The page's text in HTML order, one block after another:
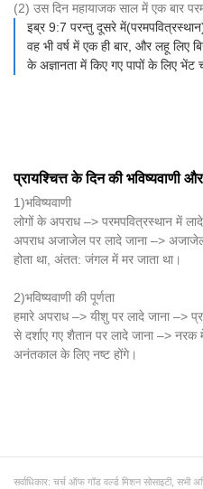
(2) उस दिन महायाजक साल में एक बार
इब्र 9:7 परन्तु दूसरे
वह भी वर्ष में एक ही बार, और लहू लिए
के अज्ञानता में किए गए पापों के लिए भेंट
प्रायश्चित्त के दिन की भविष्यवाणी और
1)भविष्यवाणी
लोगों के अपराध –> परमपवित्रस्थान में
अपराध अजाजेल पर लादे जाना –>
होता था, अंतत: जंगल में मर जाता था।
2)भविष्यवाणी की पूर्णता
हमारे अपराध –> यीशु पर लादे जाना –>
से दर्शाए गए शैतान पर लादे जाना –>
अनंतकाल के लिए नष्ट होंगे।
सर्वाधिकार: चर्च ऑफ गॉड वर्ल्ड मिशन सोसाइटी, सभी